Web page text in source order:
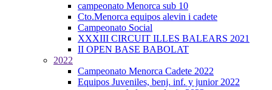
campeonato Menorca sub 10
Cto.Menorca equipos alevin i cadete
Campeonato Social
XXXIII CIRCUIT ILLES BALEARS 2021
II OPEN BASE BABOLAT
2022
Campeonato Menorca Cadete 2022
Equipos Juveniles, benj. inf. y junior 2022